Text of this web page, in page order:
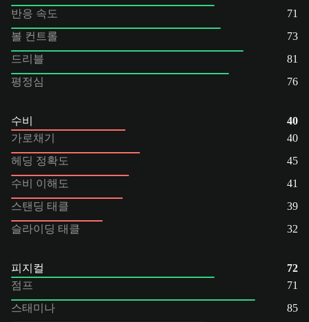
반응 속도
71
볼 컨트롤
73
드리블
81
평정심
76
수비
40
가로채기
40
헤딩 정확도
45
수비 이해도
41
스탠딩 태클
39
슬라이딩 태클
32
피지컬
72
점프
71
스태미나
85